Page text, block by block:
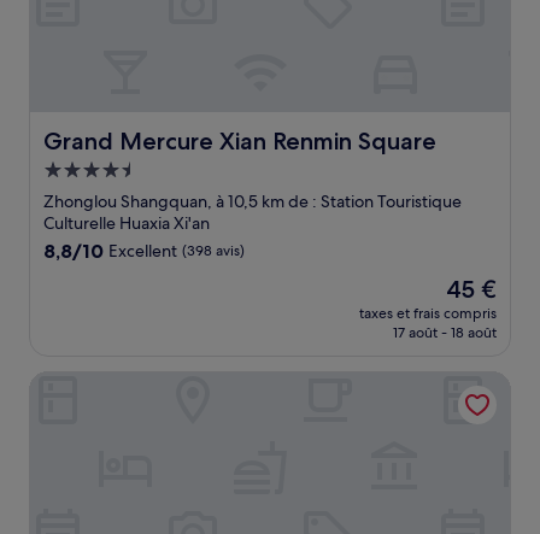
Grand Mercure Xian Renmin Square
Grand Mercure Xian Renmin Square
Hébergement
4.5 étoiles
Zhonglou Shangquan, à 10,5 km de : Station Touristique
Culturelle Huaxia Xi'an
8.8
8,8/10 Excellent (398 avis)
Le
nouveau
prix
de
45 €
45 €
taxes et frais compris
17 août - 18 août
Lavande Hotel Xi'an Bell Tower Muslim Street North